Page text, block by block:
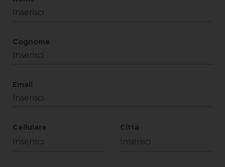
Cognome
Email
Cellulare Città